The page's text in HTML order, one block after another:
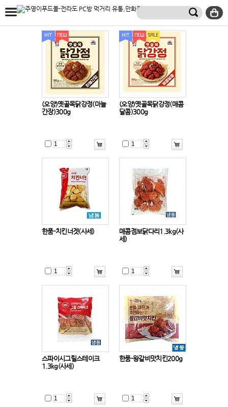
(오양)옛골목닭강정(마늘
간장)300g
(오양)옛골목닭강정(매콤
달콤)300g
한품-치킨너겟(사세)
매콤점보닭다리1.3kg(사
세)
스파이시그릴스테이크
1.3kg(사세)
한품-왕갈비맛치킨200g